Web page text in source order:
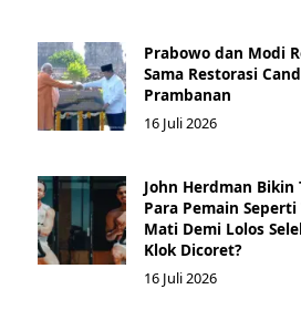
Prabowo dan Modi
Sama Restorasi
Prambanan
16 Juli 2026
John Herdman Bikin
Para Pemain Seperti
Mati Demi Lolos
Klok Dicoret?
16 Juli 2026